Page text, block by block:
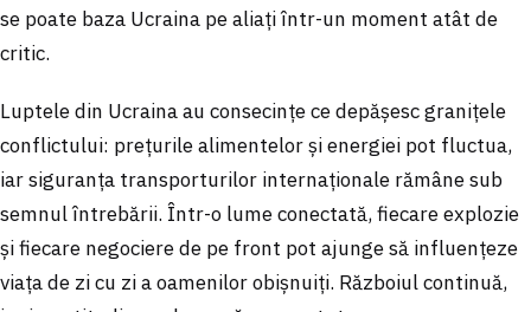
se poate baza Ucraina pe aliați într-un moment atât de
critic.
Luptele din Ucraina au consecințe ce depășesc granițele
conflictului: prețurile alimentelor și energiei pot fluctua,
iar siguranța transporturilor internaționale rămâne sub
semnul întrebării. Într-o lume conectată, fiecare explozie
și fiecare negociere de pe front pot ajunge să influențeze
viața de zi cu zi a oamenilor obișnuiți. Războiul continuă,